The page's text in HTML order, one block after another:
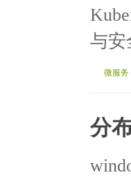
与安
微服务
分